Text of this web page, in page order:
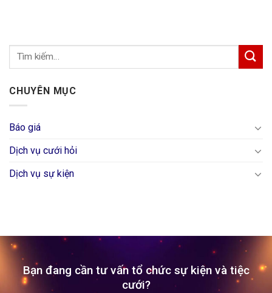
CHUYÊN MỤC
Báo giá
Dịch vụ cưới hỏi
Dịch vụ sự kiện
Bạn đang cần tư vấn tổ chức sự kiện và tiệc
cưới?